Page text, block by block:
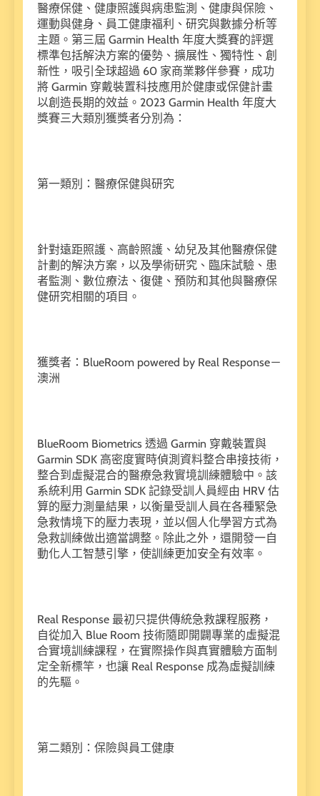
醫療保健、健康照護與病患監測、健康與保險、
運動與健身、員工健康福利、研究與數據分析等
主題。第三屆 Garmin Health 年度大獎賽的評選
標準包括解決方案的優勢、擴展性、獨特性、創
新性，吸引全球超過 60 家商業夥伴參賽，成功
將 Garmin 穿戴裝置科技應用於健康或保健計畫
以創造長期的效益。2023 Garmin Health 年度大
獎賽三大類別獲獎者分別為：
第一類別：醫療保健與研究
針對遠距照護、高齡照護、幼兒及其他醫療保健
計劃的解決方案，以及學術研究、臨床試驗、患
者監測、數位療法、復健、預防和其他與醫療保
健研究相關的項目。
獲獎者：BlueRoom powered by Real Response－
澳洲
BlueRoom Biometrics 透過 Garmin 穿戴裝置與
Garmin SDK 高密度實時偵測資料整合串接技術，
整合到虛擬混合的醫療急救實境訓練體驗中。該
系統利用 Garmin SDK 記錄受訓人員經由 HRV 估
算的壓力測量結果，以衡量受訓人員在各種緊急
急救情境下的壓力表現，並以個人化學習方式為
急救訓練做出適當調整。除此之外，還開發一自
動化人工智慧引擎，使訓練更加安全有效率。
Real Response 最初只提供傳統急救課程服務，
自從加入 Blue Room 技術隨即開闢專業的虛擬混
合實境訓練課程，在實際操作與真實體驗方面制
定全新標竿，也讓 Real Response 成為虛擬訓練
的先驅。
第二類別：保險與員工健康